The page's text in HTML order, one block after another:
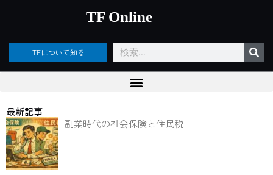
ッ
TF Online
TFについて知る
検
索
最新記事
副業時代の社会保険と住民税